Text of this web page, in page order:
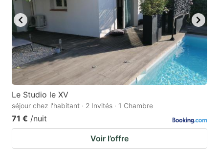
Le Studio le XV
séjour chez l'habitant · 2 Invités · 1 Chambre
71 € /nuit
Voir l’offre